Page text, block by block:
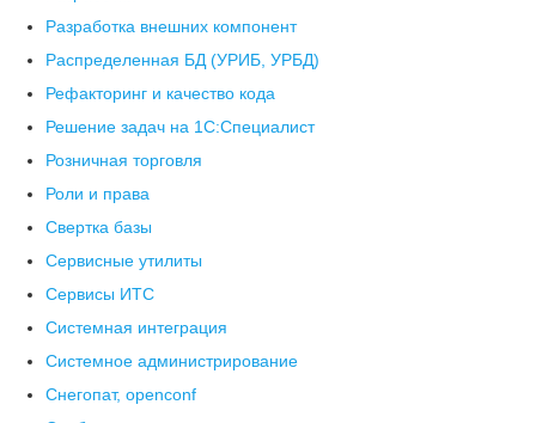
Разработка внешних компонент
Распределенная БД (УРИБ, УРБД)
Рефакторинг и качество кода
Решение задач на 1С:Специалист
Розничная торговля
Роли и права
Свертка базы
Сервисные утилиты
Сервисы ИТС
Системная интеграция
Системное администрирование
Снегопат, openconf